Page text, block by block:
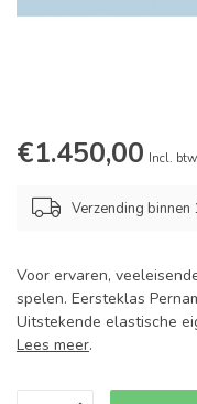
€1.450,00 Incl. btw
Verzending
Voor ervaren,
spelen. Eersteklas
Uitstekende elastische
Lees meer.